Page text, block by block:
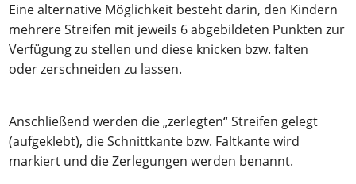
Eine alternative Möglichkeit besteht darin, den Kindern
mehrere Streifen mit jeweils 6 abgebildeten Punkten zur
Verfügung zu stellen und diese knicken bzw. falten
oder zerschneiden zu lassen.
Anschließend werden die „zerlegten“ Streifen gelegt
(aufgeklebt), die Schnittkante bzw. Faltkante wird
markiert und die Zerlegungen werden benannt.